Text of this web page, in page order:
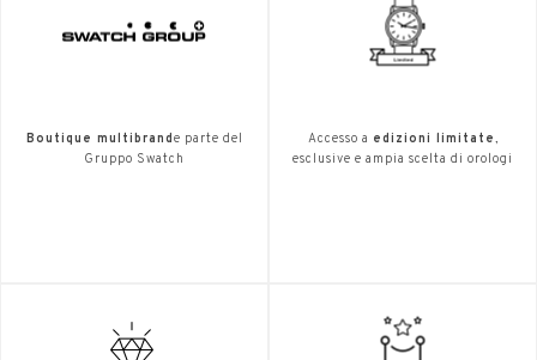
Boutique multibrand e parte del
Gruppo Swatch
Accesso a edizioni limitate,
esclusive e ampia scelta di orologi